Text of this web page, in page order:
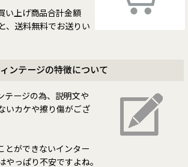
い上げ商品合計金額
、送料無料でお送りい
ンテージの特徴について
テージの為、説明文や
いカケや擦り傷がござ
とができないインター
やっぱり不安ですよね。